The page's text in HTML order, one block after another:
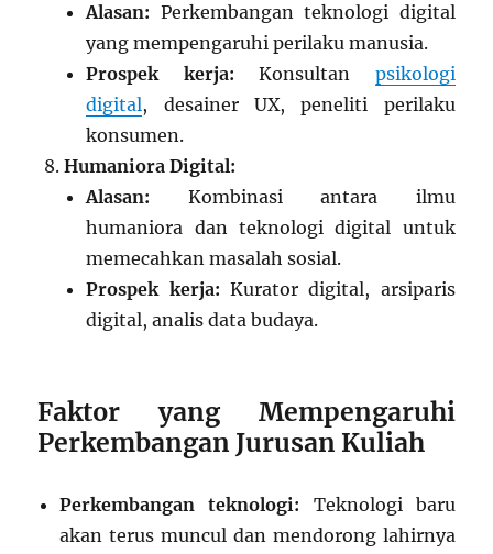
Alasan: Perkembangan teknologi digital
yang mempengaruhi perilaku manusia.
Prospek kerja: Konsultan psikologi
digital, desainer UX, peneliti perilaku
konsumen.
Humaniora Digital:
Alasan: Kombinasi antara ilmu
humaniora dan teknologi digital untuk
memecahkan masalah sosial.
Prospek kerja: Kurator digital, arsiparis
digital, analis data budaya.
Faktor yang Mempengaruhi
Perkembangan Jurusan Kuliah
Perkembangan teknologi: Teknologi baru
akan terus muncul dan mendorong lahirnya